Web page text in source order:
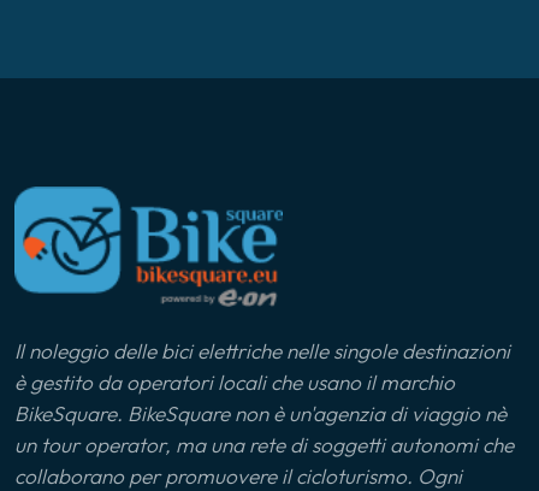
Il noleggio delle bici elettriche nelle singole destinazioni
è gestito da operatori locali che usano il marchio
BikeSquare. BikeSquare non è un'agenzia di viaggio nè
un tour operator, ma una rete di soggetti autonomi che
collaborano per promuovere il cicloturismo. Ogni